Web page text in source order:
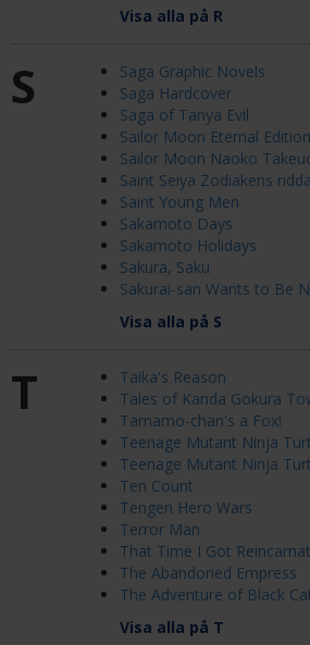
Visa alla på R
S
Saga Graphic Novels
Saga Hardcover
Saga of Tanya Evil
Sailor Moon Eternal Edition
Sailor Moon Naoko
Saint Seiya Zodiakens
Saint Young Men
Sakamoto Days
Sakamoto Holidays
Sakura, Saku
Sakurai-san Wants to Be
Visa alla på S
T
Taika's Reason
Tales of Kanda Gokura
Tamamo-chan's a Fox!
Teenage Mutant Ninja
Teenage Mutant Ninja
Ten Count
Tengen Hero Wars
Terror Man
That Time I Got
The Abandoned Empress
The Adventure of Black
Visa alla på T